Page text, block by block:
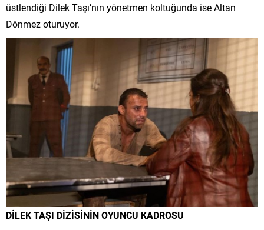
üstlendiği Dilek Taşı’nın yönetmen koltuğunda ise Altan
Dönmez oturuyor.
DİLEK TAŞI DİZİSİNİN OYUNCU KADROSU